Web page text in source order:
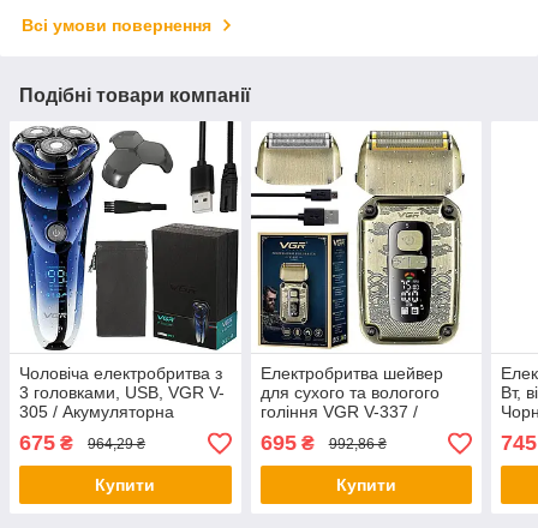
Всі умови повернення
Подібні товари компанії
Чоловіча електробритва з
3 головками, USB, VGR V-
305 / Акумуляторна
вологого гоління
675 ₴ 964,29 ₴
Купити
Електробритва шейвер
для сухого та вологого
гоління VGR V-337 /
Бритва електрична
695₴ 992,86 ₴
Купити
Вт,
745